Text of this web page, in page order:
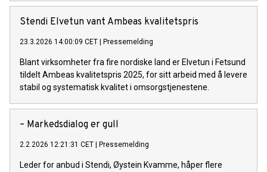
Stendi Elvetun vant Ambeas kvalitetspris
23.3.2026 14:00:09 CET Pressemelding
Blant virksomheter fra fire nordiske land er Elvetun i Fetsund
tildelt Ambeas kvalitetspris 2025, for sitt arbeid med å levere
stabil og systematisk kvalitet i omsorgstjenestene.
– Markedsdialog er gull
2.2.2026 12:21:31 CET Pressemelding
Leder for anbud i Stendi, Øystein Kvamme, håper flere